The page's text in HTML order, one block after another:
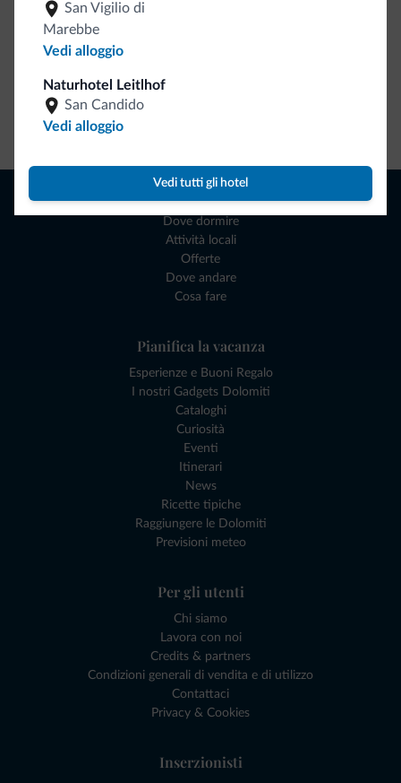
San Vigilio di
Marebbe
Vedi alloggio
Naturhotel Leitlhof
San Candido
Vedi alloggio
Vedi tutti gli hotel
Naviga
Dove dormire
Attività locali
Offerte
Dove andare
Cosa fare
Pianifica la vacanza
Esperienze e Buoni Regalo
I nostri Gadgets Dolomiti
Cataloghi
Curiosità
Eventi
Itinerari
News
Ricette tipiche
Raggiungere le Dolomiti
Previsioni meteo
Per gli utenti
Chi siamo
Lavora con noi
Credits & partners
Condizioni generali di vendita e di utilizzo
Contattaci
Privacy & Cookies
Inserzionisti